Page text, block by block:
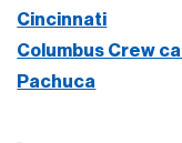
Cincinnati
Columbus Crew
Pachuca